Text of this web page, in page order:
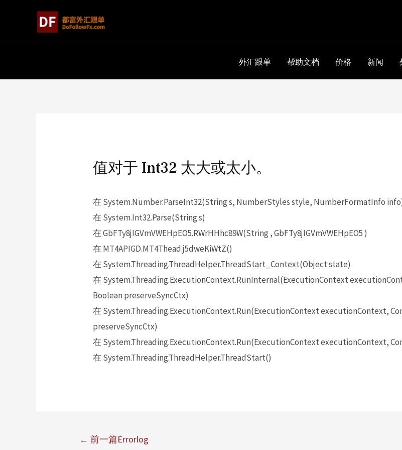
外汇跟单 帮助文档 价格 新闻
值对于 Int32 太大或太小。
在 System.Number.ParseInt32(String s, NumberStyles style, NumberFormatInfo
在 System.Int32.Parse(String s)
在 GbFTy8jIGVmVWEHpEO5.RWrHHhc89W(String , GbFTy8jIGVmVWEHpEO5 )
在 MT4APIGD.MT4Thead.j5dweKiWtZ()
在 System.Threading.ThreadHelper.ThreadStart_Context(Object state)
在 System.Threading.ExecutionContext.RunInternal(ExecutionContext
Boolean preserveSyncCtx)
在 System.Threading.ExecutionContext.Run(ExecutionContext executionContext,
preserveSyncCtx)
在 System.Threading.ExecutionContext.Run(ExecutionContext executionContext,
在 System.Threading.ThreadHelper.ThreadStart()
← 前一篇Errorlog